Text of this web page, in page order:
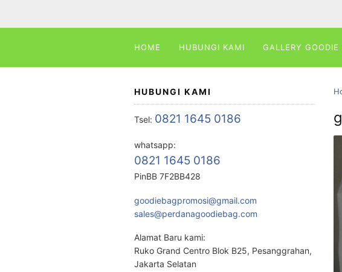
HOME HUBUNGI KAMI GALLERY GOODIE
HUBUNGI KAMI
Tsel: 0821 1645 0186
whatsapp:
0821 1645 0186
PinBB 7F2BB428
goodiebagpromosi@gmail.com
sales@perdanagoodiebag.com
Alamat Baru kami:
Ruko Grand Centro Blok B25, Pesanggrahan,
Jakarta Selatan